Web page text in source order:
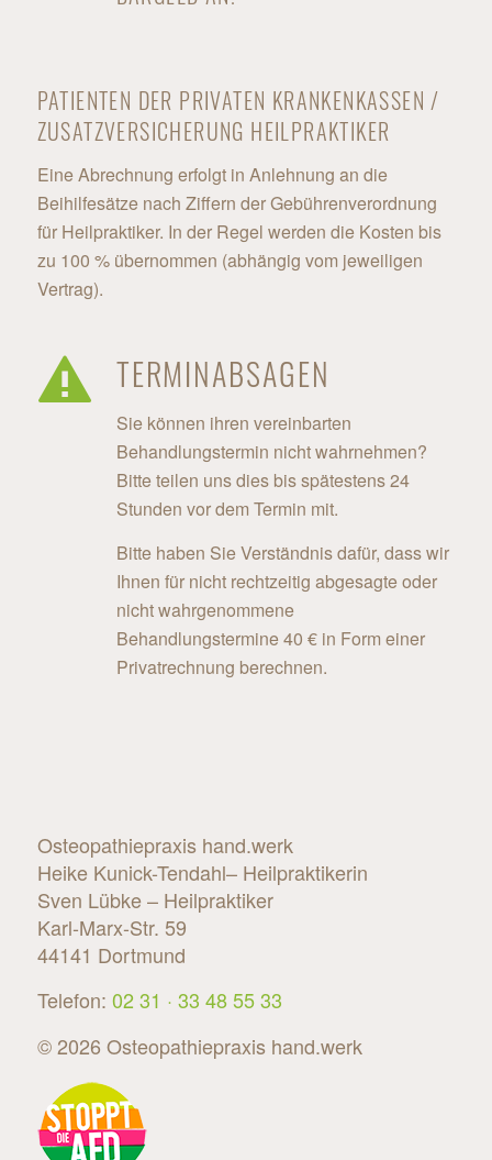
PATIENTEN DER PRIVATEN KRANKENKASSEN /
ZUSATZVERSICHERUNG HEILPRAKTIKER
Eine Abrechnung erfolgt in Anlehnung an die
Beihilfesätze nach Ziffern der Gebührenverordnung
für Heilpraktiker. In der Regel werden die Kosten bis
zu 100 % übernommen (abhängig vom jeweiligen
Vertrag).
TERMINABSAGEN
Sie können ihren vereinbarten
Behandlungstermin nicht wahrnehmen?
Bitte teilen uns dies bis spätestens 24
Stunden vor dem Termin mit.
Bitte haben Sie Verständnis dafür, dass wir
Ihnen für nicht rechtzeitig abgesagte oder
nicht wahrgenommene
Behandlungstermine 40 € in Form einer
Privatrechnung berechnen.
Osteopathiepraxis hand.werk
Heike Kunick-Tendahl– Heilpraktikerin
Sven Lübke – Heilpraktiker
Karl-Marx-Str. 59
44141 Dortmund
Telefon: 02 31 · 33 48 55 33
©2026 Osteopathiepraxis hand.werk